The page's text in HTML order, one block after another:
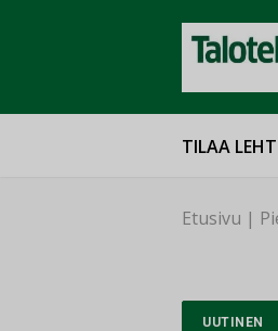
TILAA
Etusivu |
UUTINEN